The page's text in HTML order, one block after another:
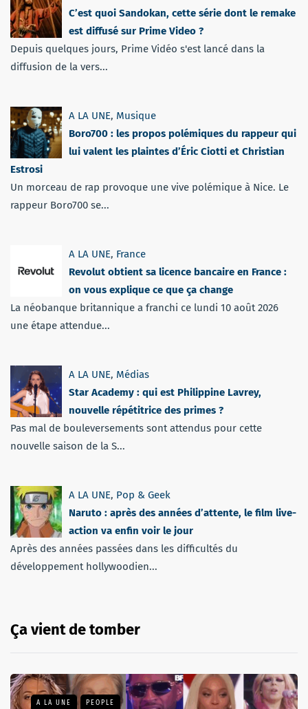
C’est quoi Sandokan, cette série dont le remake
est diffusé sur Prime Video ?
Depuis quelques jours, Prime Vidéo s'est lancé dans la
diffusion de la vers...
A LA UNE, Musique
Boro700 : les propos polémiques du rappeur qui
lui valent les plaintes d’Éric Ciotti et Christian
Estrosi
Un morceau de rap provoque une vive polémique à Nice. Le
rappeur Boro700 se...
A LA UNE, France
Revolut obtient sa licence bancaire en France :
on vous explique ce que ça change
La néobanque britannique a franchi ce lundi 10 août 2026
une étape attendue...
A LA UNE, Médias
Star Academy : qui est Philippine Lavrey,
nouvelle répétitrice des primes ?
Pas mal de bouleversements sont attendus pour cette
nouvelle saison de la S...
A LA UNE, Pop & Geek
Naruto : après des années d’attente, le film live-
action va enfin voir le jour
Après des années passées dans les difficultés du
développement hollywoodien...
Ça vient de tomber
A LA UNE PEOPLE